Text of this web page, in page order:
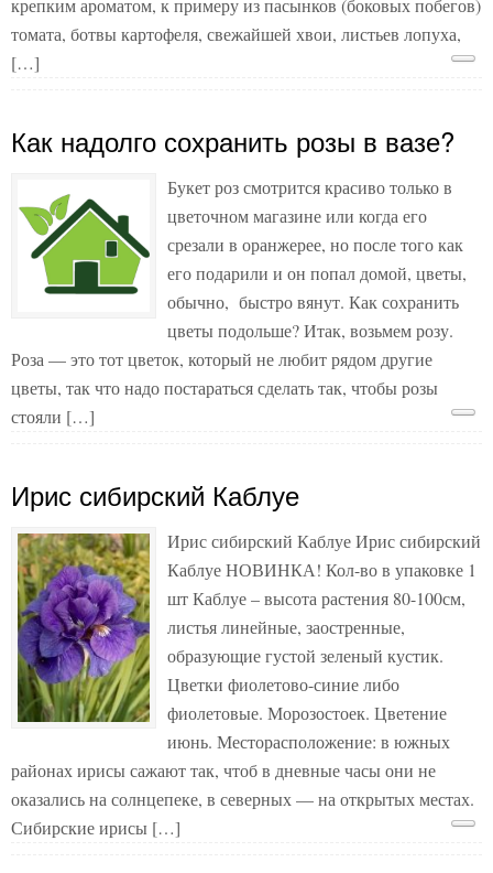
крепким ароматом, к примеру из пасынков (боковых побегов)
томата, ботвы картофеля, свежайшей хвои, листьев лопуха,
[…]
Как надолго сохранить розы в вазе?
Букет роз смотрится красиво только в
цветочном магазине или когда его
срезали в оранжерее, но после того как
его подарили и он попал домой, цветы,
обычно, быстро вянут. Как сохранить
цветы подольше? Итак, возьмем розу.
Роза — это тот цветок, который не любит рядом другие
цветы, так что надо постараться сделать так, чтобы розы
стояли […]
Ирис сибирский Каблуе
Ирис сибирский Каблуе Ирис сибирский
Каблуе НОВИНКА! Кол-во в упаковке 1
шт Каблуе – высота растения 80-100см,
листья линейные, заостренные,
образующие густой зеленый кустик.
Цветки фиолетово-синие либо
фиолетовые. Морозостоек. Цветение
июнь. Месторасположение: в южных
районах ирисы сажают так, чтоб в дневные часы они не
оказались на солнцепеке, в северных — на открытых местах.
Сибирские ирисы […]